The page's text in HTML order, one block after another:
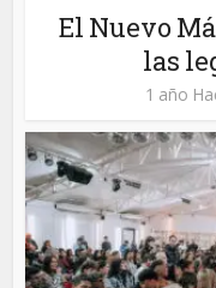
El Nuevo
las
1 año